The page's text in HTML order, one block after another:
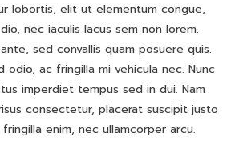
lobortis, elit ut elementum congue,
nec iaculis lacus sem non lorem.
sed convallis quam posuere quis.
ac fringilla mi vehicula nec. Nunc
imperdiet tempus sed in dui. Nam
consectetur, placerat suscipit justo
enim, nec ullamcorper arcu.